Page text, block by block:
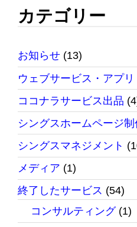
カテゴリー
お知らせ (13)
ウェブサービス・アプリ
ココナラサービス出品
シングスホームページ制
シングスマネジメント
メディア (1)
終了したサービス (54)
コンサルティング(1)